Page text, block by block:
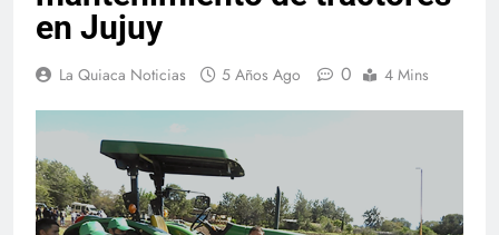
en Jujuy
La Quiaca Noticias 5 Años Ago 0 4 Mins